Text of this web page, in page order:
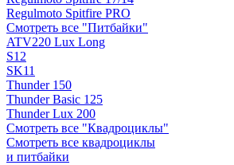
Regulmoto Spitfire PRO
Смотреть все "Питбайки"
ATV220 Lux Long
S12
SK11
Thunder 150
Thunder Basic 125
Thunder Lux 200
Смотреть все "Квадроциклы"
Смотреть все квадроциклы
и питбайки